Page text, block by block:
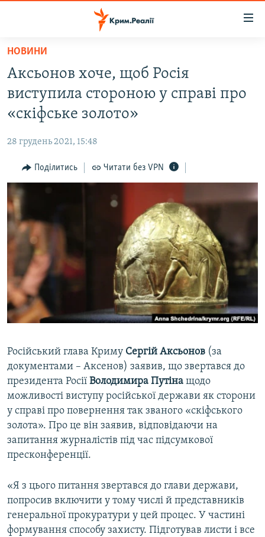
Перейти
основного
матеріалу
Перейти
до
основної
навігації
Перейти
до
пошуку
ВІДЕО ТА ФОТО
БЛОГИ
ПОГЛЯД
ІНТЕРВ'Ю
ВСЕ ЗА ДЕНЬ
СПЕЦПРОЕКТИ
ДЕПОРТАЦІЯ
ВІДЕОУРОКИ «ELIFBE»
СВІДЧЕННЯ ОКУПАЦІЇ
УКРАЇНСЬКА ПРОБЛЕМА КРИМУ
ЯК ОБІЙТИ БЛОКУВАННЯ
Русский
Qırımtatar
Усі сайти RFE/RL
НОВИНИ
Аксьонов хоче, щоб Росія
виступила стороною у справі про
«скіфське золото»
28 грудень 2021, 15:48
Поділитись Читати без VPN
Російський глава Криму Сергій Аксьонов (за
документами – Аксенов) заявив, що звертався до
президента Росії Володимира Путіна щодо
можливості виступу російської держави як сторони
у справі про повернення так званого «скіфського
золота». Про це він заявив, відповідаючи на
запитання журналістів під час підсумкової
пресконференції.
«Я з цього питання звертався до глави держави,
попросив включити у тому числі й представників
генеральної прокуратури у цей процес. У частині
формування способу захисту. Підготував листи і все